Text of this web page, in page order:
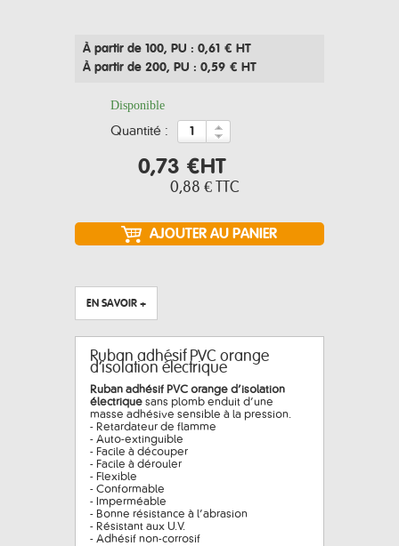
À partir de 100, PU : 0,61 € HT
À partir de 200, PU : 0,59 € HT
Disponible
quantité :
0,73 €HT
0,88 € TTC
EN SAVOIR +
Ruban adhésif PVC orange
d’isolation électrique
Ruban adhésif PVC orange d’isolation
électrique sans plomb enduit d’une
masse adhésive sensible à la pression.
- Retardateur de flamme
- Auto-extinguible
- Facile à découper
- Facile à dérouler
- Flexible
- Conformable
- Imperméable
- Bonne résistance à l’abrasion
- Résistant aux U.V.
- Adhésif non-corrosif